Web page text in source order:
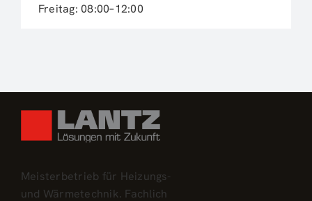
Freitag: 08:00–12:00
Meisterbetrieb für Heizungs-
und Wärmetechnik. Fachlich